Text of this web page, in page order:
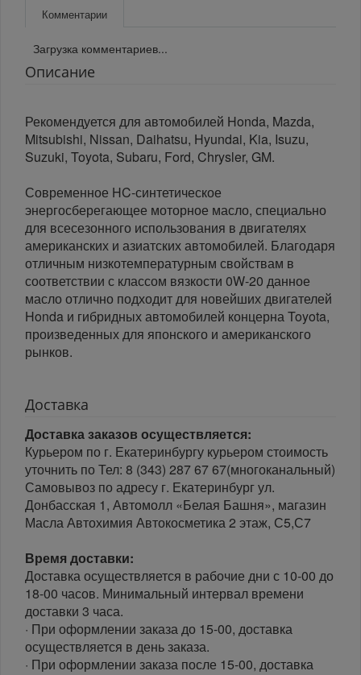
Комментарии
Загрузка комментариев...
Описание
Рекомендуется для автомобилей Honda, Mazda,
Mitsubishi, Nissan, Daihatsu, Hyundai, Kia, Isuzu,
Suzuki, Toyota, Subaru, Ford, Chrysler, GM.
Современное HC-синтетическое
энергосберегающее моторное масло, специально
для всесезонного использования в двигателях
американских и азиатских автомобилей. Благодаря
отличным низкотемпературным свойствам в
соответствии с классом вязкости 0W-20 данное
масло отлично подходит для новейших двигателей
Honda и гибридных автомобилей концерна Toyota,
произведенных для японского и американского
рынков.
Доставка
Доставка заказов осуществляется:
Курьером по г. Екатеринбургу курьером стоимость
уточнить по Тел: 8 (343) 287 67 67(многоканальный)
Самовывоз по адресу г. Екатеринбург ул.
Донбасская 1, Автомолл «Белая Башня», магазин
Масла Автохимия Автокосметика 2 этаж, С5,С7
Время доставки:
Доставка осуществляется в рабочие дни с 10-00 до
18-00 часов. Минимальный интервал времени
доставки 3 часа.
· При оформлении заказа до 15-00, доставка
осуществляется в день заказа.
· При оформлении заказа после 15-00, доставка